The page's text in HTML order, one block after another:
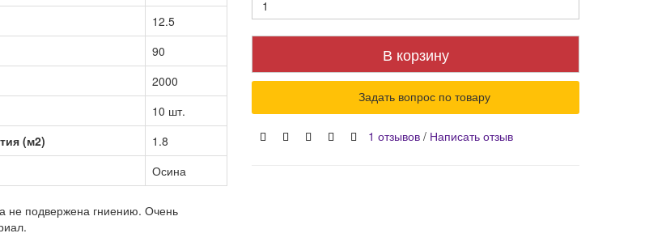
12.5
90
2000
10 шт.
(м2)
1.8
Осина
не подвержена гниению. Очень
В корзину
Задать вопрос по товару
1 отзывов / Написать отзыв